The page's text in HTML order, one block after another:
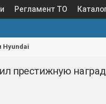
Регламент ТО
Hyundai
престижную